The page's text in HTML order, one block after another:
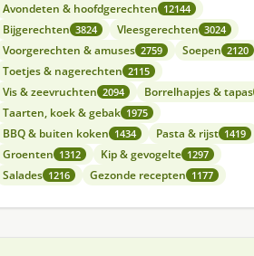
Avondeten & hoofdgerechten 12144
Bijgerechten 3824 Vleesgerechten 3024
Voorgerechten & amuses 2759 Soepen 2120
Toetjes & nagerechten 2115
Vis & zeevruchten 2094 Borrelhapjes & tapas
Taarten, koek & gebak 1975
BBQ & buiten koken 1434 Pasta & rijst 1419
Groenten 1312 Kip & gevogelte 1297
Salades 1216 Gezonde recepten 1177